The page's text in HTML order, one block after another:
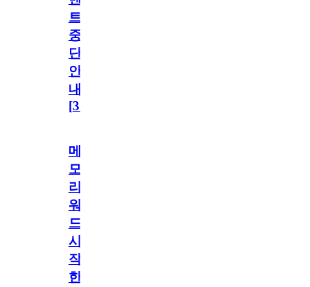
트
중
단
안
내
[31
메
모
리
워
드
시
작
한